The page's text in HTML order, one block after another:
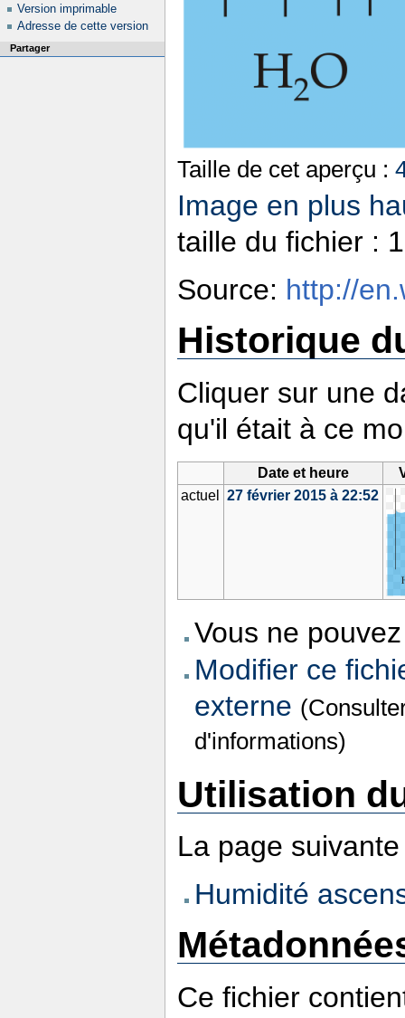
Taille de cet aperçu :
Image en plus
taille du fichier :
Source: http://
Historique
Cliquer sur une
qu'il était à ce
Date et heure
actuel
27 février 2015 à 22:52
Vous ne
Modifier ce
externe
d'informations)
Utilisation
La page
Humidité
Ce fichier
Version imprimable
Adresse de cette version
Partager